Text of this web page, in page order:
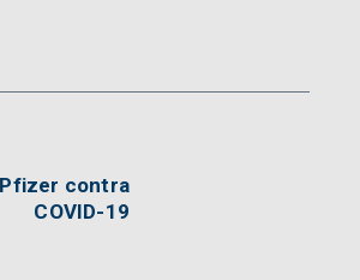
Pfizer contra
COVID-19